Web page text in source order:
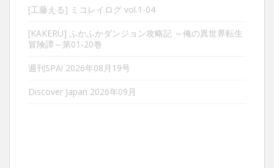
[工藤える] ミコレイログ vol.1-04
[KAKERU] ふかふかダンジョン攻略記 ～俺の異世界転生
冒険譚～第01-20巻
週刊SPA! 2026年08月19号
Discover Japan 2026年09月